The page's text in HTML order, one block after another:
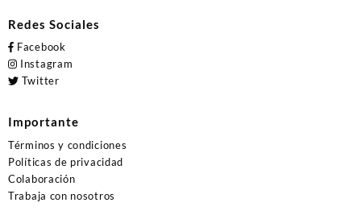
Redes Sociales
Facebook
Instagram
Twitter
Importante
Términos y condiciones
Políticas de privacidad
Colaboración
Trabaja con nosotros